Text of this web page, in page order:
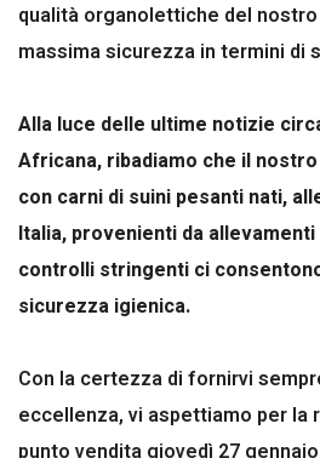
qualità organolettiche del
massima sicurezza in termini di
Alla luce delle ultime notizie
Africana, ribadiamo che il
con carni di suini pesanti nati,
Italia, provenienti da
controlli stringenti ci
sicurezza igienica.
Con la certezza di fornirvi
eccellenza, vi aspettiamo per la
punto vendita giovedì 27